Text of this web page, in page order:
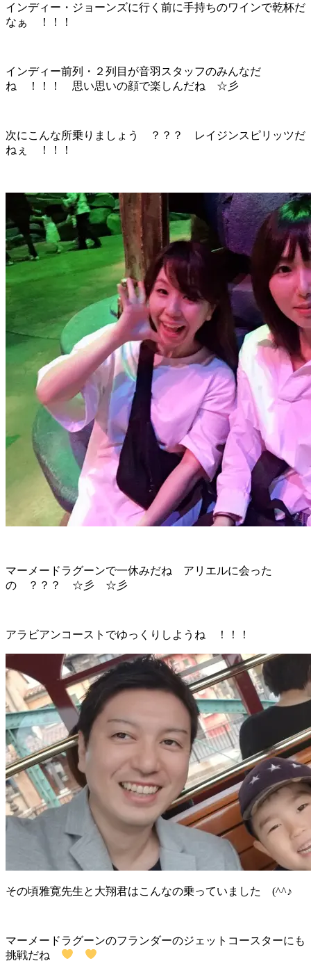
インディー・ジョーンズに行く前に手持ちのワインで乾杯だ
なぁ ！！！
インディー前列・２列目が音羽スタッフのみんなだ
ね ！！！ 思い思いの顔で楽しんだね ☆彡
次にこんな所乗りましょう ？？？ レイジンスピリッツだ
ねぇ ！！！
マーメードラグーンで一休みだね アリエルに会った
の ？？？ ☆彡 ☆彡
アラビアンコーストでゆっくりしようね ！！！
その頃雅寛先生と大翔君はこんなの乗っていました (^^♪
マーメードラグーンのフランダーのジェットコースターにも
挑戦だね